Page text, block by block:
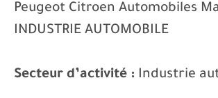
Peugeot Citroen Automobiles
INDUSTRIE AUTOMOBILE
Secteur d’activité : Industrie